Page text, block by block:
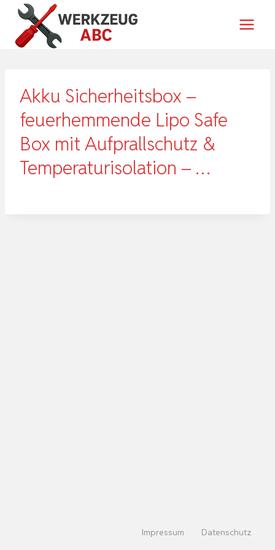
Zum
Inhalt
springen
Akku Sicherheitsbox –
feuerhemmende Lipo Safe
Box mit Aufprallschutz &
Temperaturisolation – …
Impressum Datenschutz